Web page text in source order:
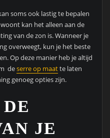
soms ook lastig te bepalen
kan het alleen aan de
van de zon is. Wanneer je
overweegt, kun je het beste
Op deze manier heb je altijd
deserre op maatte laten
genoeg opties zijn.
JE